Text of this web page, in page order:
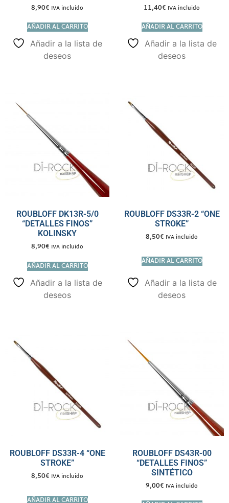
8,90€ IVA incluido
AÑADIR AL CARRITO
Añadir a la lista de
deseos
11,40€ IVA incluido
AÑADIR AL CARRITO
Añadir a la lista de
deseos
ROUBLOFF DK13R-5/0
“DETALLES FINOS”
KOLINSKY
8,90€ IVA incluido
AÑADIR AL CARRITO
Añadir a la lista de
deseos
ROUBLOFF DS33R-2 “ONE
STROKE”
8,50€ IVA incluido
AÑADIR AL CARRITO
Añadir a la lista de
deseos
ROUBLOFF DS33R-4 “ONE
STROKE”
8,50€ IVA incluido
AÑADIR AL CARRITO
ROUBLOFF DS43R-00
“DETALLES FINOS”
SINTÉTICO
9,00€ IVA incluido